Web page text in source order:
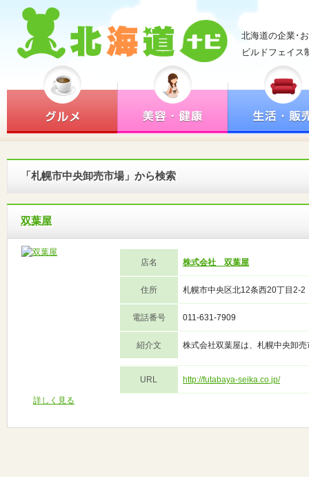
北海道の企業･
ビルドフェイス
「札幌市中央卸売市場」から検索
双葉屋
店名 株式会社 双葉屋
住所 札幌市中央区北12条西20丁目2-
電話番号 011-631-7909
紹介文 株式会社双葉屋は、札幌中央卸
URL http://futabaya-seika.co.jp/
詳しく見る